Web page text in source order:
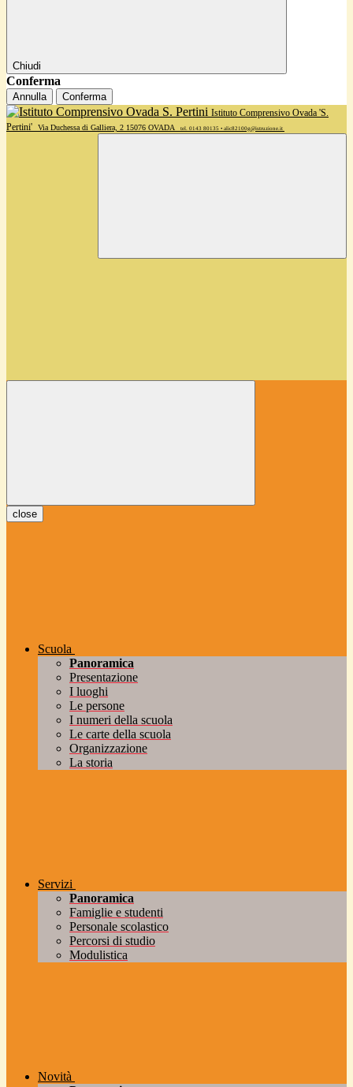
Chiudi
Conferma
Annulla Conferma
Istituto Comprensivo Ovada 'S.
Pertini'
Via Duchessa di Galliera, 2 15076 OVADA tel. 0143 80135 • alic82100g@istruzione.it
close
Scuola
Panoramica
Presentazione
I luoghi
Le persone
I numeri della scuola
Le carte della scuola
Organizzazione
La storia
Servizi
Panoramica
Famiglie e studenti
Personale scolastico
Percorsi di studio
Modulistica
Novità